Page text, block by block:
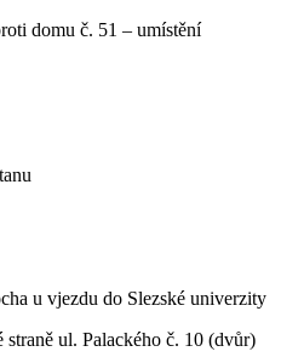
domu č. 51 – umístění
u vjezdu do Slezské univerzity
straně ul. Palackého č. 10 (dvůr)